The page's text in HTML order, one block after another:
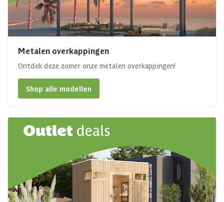
Metalen overkappingen
Ontdek deze zomer onze metalen overkappingen!
Shop alle modellen